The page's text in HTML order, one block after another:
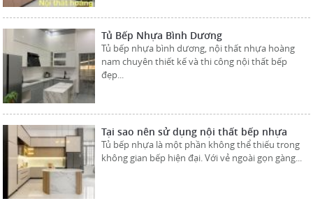
Tủ Bếp Nhựa Bình Dương
Tủ bếp nhựa bình dương, nội thất nhựa hoàng
nam chuyên thiết kế và thi công nội thất bếp
đẹp...
Tại sao nên sử dụng nội thất bếp nhựa
Tủ bếp nhựa là một phần không thể thiếu trong
không gian bếp hiện đại. Với vẻ ngoài gọn gàng...